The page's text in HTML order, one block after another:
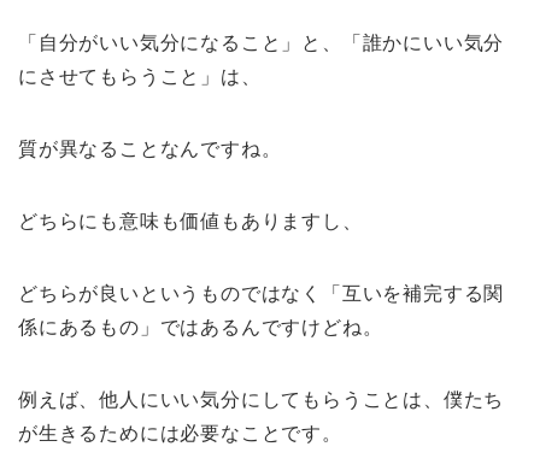
「自分がいい気分になること」と、「誰かにいい気分
にさせてもらうこと」は、
質が異なることなんですね。
どちらにも意味も価値もありますし、
どちらが良いというものではなく「互いを補完する関
係にあるもの」ではあるんですけどね。
例えば、他人にいい気分にしてもらうことは、僕たち
が生きるためには必要なことです。